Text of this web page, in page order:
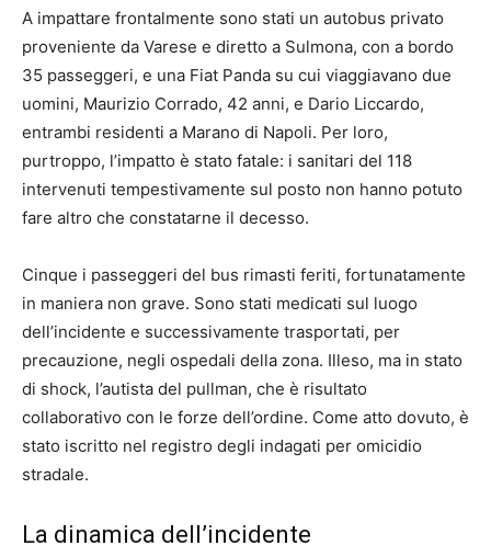
A impattare frontalmente sono stati un autobus privato
proveniente da Varese e diretto a Sulmona, con a bordo
35 passeggeri, e una Fiat Panda su cui viaggiavano due
uomini, Maurizio Corrado, 42 anni, e Dario Liccardo,
entrambi residenti a Marano di Napoli. Per loro,
purtroppo, l’impatto è stato fatale: i sanitari del 118
intervenuti tempestivamente sul posto non hanno potuto
fare altro che constatarne il decesso.
Cinque i passeggeri del bus rimasti feriti, fortunatamente
in maniera non grave. Sono stati medicati sul luogo
dell’incidente e successivamente trasportati, per
precauzione, negli ospedali della zona. Illeso, ma in stato
di shock, l’autista del pullman, che è risultato
collaborativo con le forze dell’ordine. Come atto dovuto, è
stato iscritto nel registro degli indagati per omicidio
stradale.
La dinamica dell’incidente